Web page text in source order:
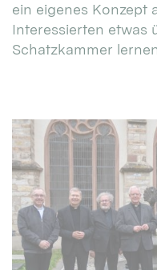
ein eigenes Konzept
Interessierten etwas
Schatzkammer